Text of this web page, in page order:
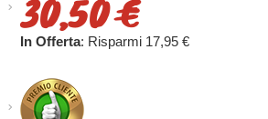
30,50 €
In Offerta: Risparmi 17,95 €